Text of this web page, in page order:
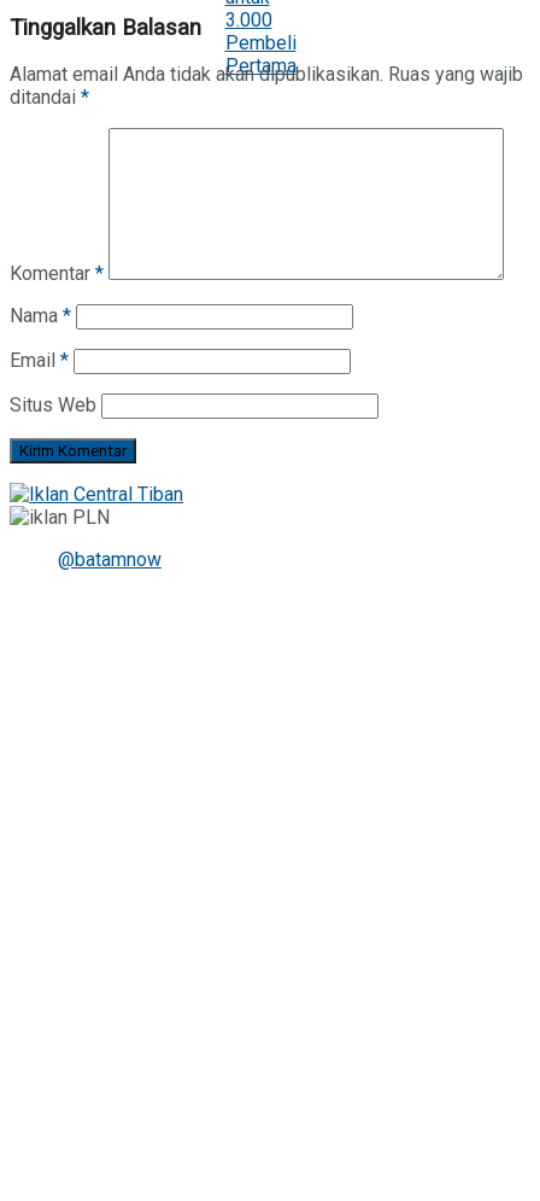
Tinggalkan Balasan
Alamat email Anda tidak akan dipublikasikan. Ruas yang wajib
ditandai *
Komentar *
Nama *
Email *
Situs Web
@batamnow